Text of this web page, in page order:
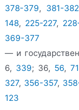
378-379, 381-382
148, 225-227,
369-377
— и
6, 339; 36, 56, 71
327, 356-357,
123